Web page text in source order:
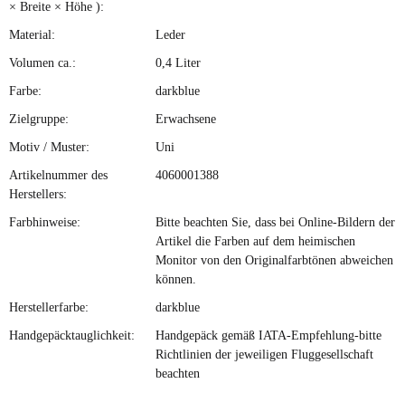
× Breite × Höhe ):
Material: Leder
Volumen ca.: 0,4 Liter
Farbe: darkblue
Zielgruppe: Erwachsene
Motiv / Muster: Uni
Artikelnummer des
Herstellers:
4060001388
Farbhinweise:
Bitte beachten Sie, dass bei Online-Bildern der
Artikel die Farben auf dem heimischen
Monitor von den Originalfarbtönen abweichen
können.
Herstellerfarbe: darkblue
Handgepäcktauglichkeit:
Handgepäck gemäß IATA-Empfehlung-bitte
Richtlinien der jeweiligen Fluggesellschaft
beachten